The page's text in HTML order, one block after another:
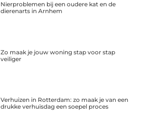
Nierproblemen bij een oudere kat en de
dierenarts in Arnhem
Zo maak je jouw woning stap voor stap
veiliger
Verhuizen in Rotterdam: zo maak je van een
drukke verhuisdag een soepel proces